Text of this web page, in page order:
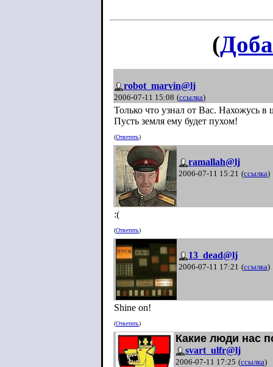
(
robot_marvin@lj
2006-07-11 15:08 (ссылка)
Только что узнал от Вас. Нахожусь в
Пусть земля ему будет пухом!
(Ответить)
ramallah@lj
2006-07-11 15:21 (ссылка)
:(
(Ответить)
13_dead@lj
2006-07-11 17:21 (ссылка)
Shine on!
(Ответить)
Какие люди нас
svart_ulfr@lj
2006-07-11 17:25 (ссылка)